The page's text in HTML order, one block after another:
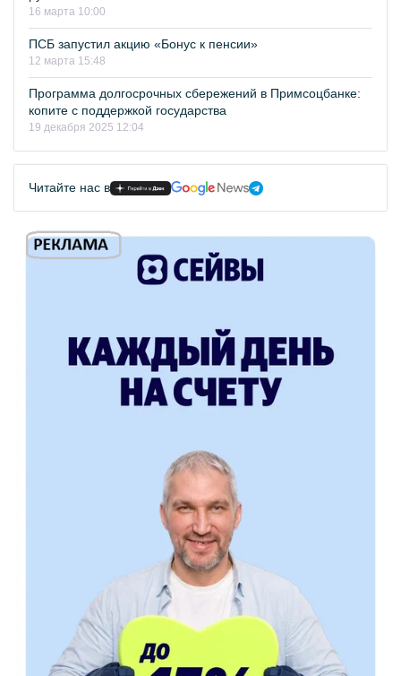
16 марта 10:00
ПСБ запустил акцию «Бонус к пенсии»
12 марта 15:48
Программа долгосрочных сбережений в Примсоцбанке:
копите с поддержкой государства
19 декабря 2025 12:04
Читайте нас в